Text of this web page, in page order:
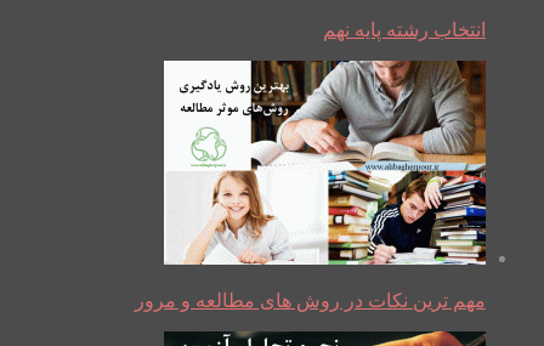
انتخاب رشته پایه نهم
مهم ترین نکات در روش های مطالعه و مرور